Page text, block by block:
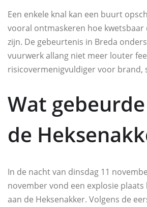
Een enkele knal kan een buurt
vooral ontmaskeren hoe kwetsbaar
zijn. De gebeurtenis in Breda
vuurwerk allang niet meer louter
risicovermenigvuldiger voor brand,
Wat
de
In de nacht van dinsdag 11
november vond een explosie
aan de Heksenakker. Volgens de